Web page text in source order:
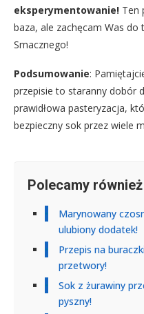
eksperymentowanie! Ten
baza, ale zachęcam Was do
Smacznego!
Podsumowanie:
przepisie to staranny dobór
prawidłowa pasteryzacja,
bezpieczny sok przez wiele
Polecamy
Marynowany
ulubiony dodatek!
Przepis na
przetwory!
Sok z żurawiny
pyszny!